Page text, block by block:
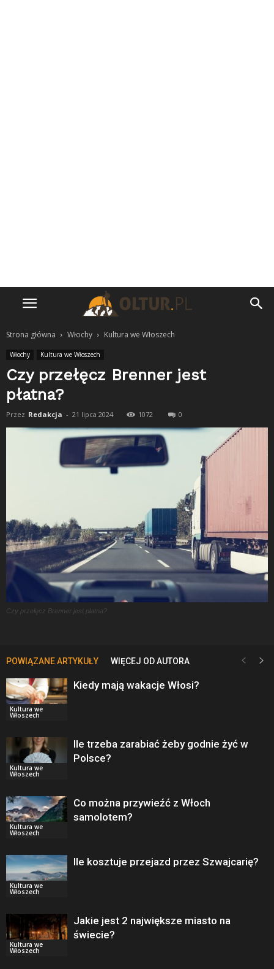
Strona główna Włochy Kultura we Włoszech
Włochy Kultura we Włoszech
Czy przełęcz Brenner jest
płatna?
Przez Redakcja - 21 lipca 2024 1072 0
Czy przełęcz Brenner jest płatna?
POWIĄZANE ARTYKUŁY WIĘCEJ OD AUTORA
Kultura we
Włoszech
Kiedy mają wakacje Włosi?
Kultura we
Włoszech
Ile trzeba zarabiać żeby godnie żyć w
Polsce?
Kultura we
Włoszech
Co można przywieźć z Włoch
samolotem?
Kultura we
Włoszech
Ile kosztuje przejazd przez Szwajcarię?
Kultura we
Włoszech
Jakie jest 2 największe miasto na
świecie?